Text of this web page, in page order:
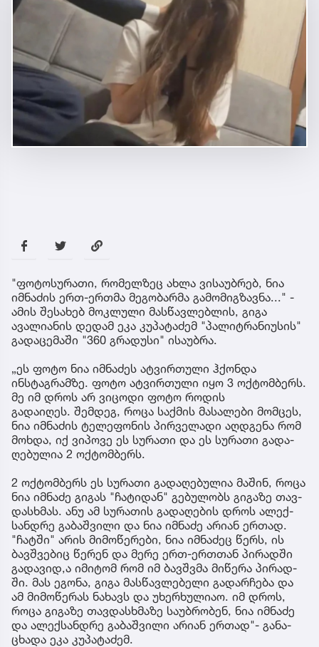
"ფოტოსურათი, რომელზეც ახლა ვისაუბრებ, ნია
იმნაძის ერთ-ერთმა მეგობარმა გამომიგზავნა..." -
ამის შესახებ მოკლული მასწავლებლის, გიგა
ავალიანის დედამ ეკა კუპატაძემ "პალიტრანიუსის"
გადაცემაში "360 გრადუსი" ისაუბრა.
„ეს ფოტო ნია იმნაძეს ატვირთული ჰქონდა
ინსტაგრამზე. ფოტო ატვირთული იყო 3 ოქტომბერს.
მე იმ დროს არ ვიცოდი ფოტო როდის
გადაიღეს. შემ­დეგ, როცა საქ­მის მა­სა­ლე­ბი მომ­ცეს,
ნია იმ­ნა­ძის ტე­ლე­ფო­ნის პირ­ვე­ლა­დი აღ­დგე­ნა რომ
მოხ­და, იქ ვი­პო­ვე ეს სუ­რა­თი და ეს სუ­რა­თი გა­და­
ღე­ბუ­ლია 2 ოქ­ტომ­ბერს.
2 ოქ­ტომ­ბერს ეს სუ­რა­თი გა­და­ღე­ბუ­ლია მა­შინ, როცა
ნია იმ­ნა­ძე გი­გას "ჩა­ტი­დან" გე­ბუ­ლობს გი­გა­ზე თავ­
დას­ხმას. ანუ ამ სუ­რა­თის გა­და­ღე­ბის დროს ალექ­
სან­დრე გა­ბაშ­ვი­ლი და ნია იმ­ნა­ძე არი­ან ერ­თად.
"ჩატ­ში" არის მი­მო­წე­რე­ბი, ნია იმ­ნა­ძეც წერს, ის
ბავ­შვე­ბიც წე­რენ და მერე ერთ-ერ­თთან პი­რად­ში
გა­და­ვი­დ,ა იმი­ტომ რომ იმ ბავ­შვმა მი­წე­რა პი­რად­
ში. მას ეგო­ნა, გიგა მას­წავ­ლე­ბე­ლი გა­დარ­ჩე­ბა და
ამ მი­მო­წე­რას ნა­ხავს და უხერ­ხუ­ლი­აო. იმ დროს,
როცა გი­გა­ზე თავ­დას­ხმა­ზე სა­უბ­რო­ბენ, ნია იმ­ნა­ძე
და ალექ­სან­დრე გა­ბაშ­ვი­ლი არი­ან ერ­თად"- გა­ნა­
ცხა­და ეკა კუ­პა­ტა­ძემ.